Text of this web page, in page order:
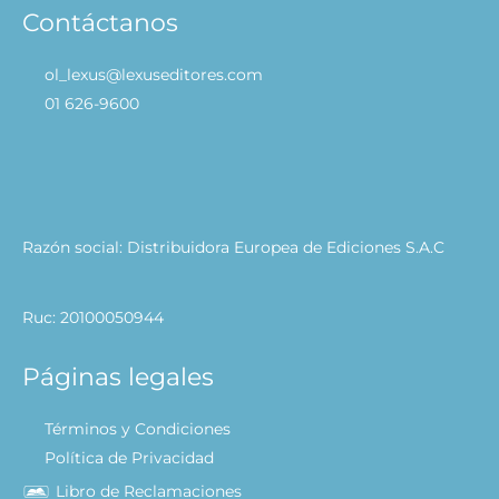
Contáctanos
ol_lexus@lexuseditores.com
01 626-9600
Razón social: Distribuidora Europea de Ediciones S.A.C
Ruc: 20100050944
Páginas legales
Términos y Condiciones
Política de Privacidad
Libro de Reclamaciones